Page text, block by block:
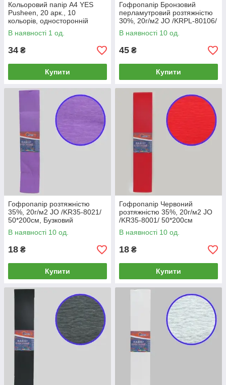
Кольоровий папір А4 YES
Pusheen, 20 арк., 10
кольорів, односторонній
В наявності 1 од.
34 ₴
Купити
Гофропапір Бронзовий
перламутровий розтяжністю
30%, 20г/м2 JO /KRPL-80106/
50*200см
В наявності 10 од.
45 ₴
Купити
Гофропапір розтяжністю
35%, 20г/м2 JO /KR35-8021/
50*200см, Бузковий
В наявності 10 од.
18 ₴
Купити
Гофропапір Червоний
розтяжністю 35%, 20г/м2 JO
/KR35-8001/ 50*200см
В наявності 10 од.
18 ₴
Купити